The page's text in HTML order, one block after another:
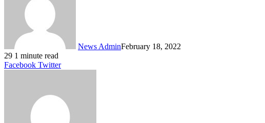
News AdminFebruary 18, 2022
29 1 minute read
Facebook TwitterLinkedIn
Tumblr
Pinterest
Reddit
VKontakte
Share
Print